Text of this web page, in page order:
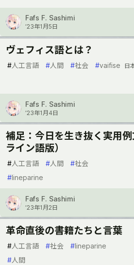
Fafs F. Sashimi
’23年1月5日
ヴェフィス語とは？
#人工言語 #人間 #社会 #vaifise 日
Fafs F. Sashimi
’23年1月4日
補足：今日を生き抜く実用
ライン語版）
#人工言語 #人間 #社会
#lineparine
Fafs F. Sashimi
’23年1月2日
革命直後の書籍たちと言葉
#人工言語 #社会 #lineparine
#人間